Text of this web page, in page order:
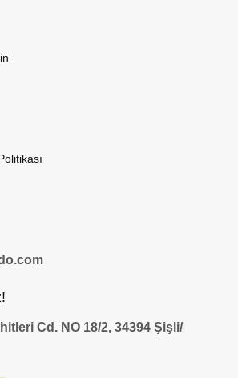
Cd. NO 18/2, 34394 Şişli/